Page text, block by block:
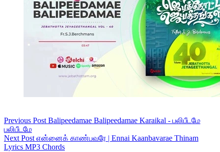
Previous Post Balipeedamae Balipeedamae Karaikal - பலிபீடமே
பலிபீடமே
NextPost என்னைக் காண்பவரே | Ennai Kaanbavarae Thinam
Lyrics MP3 Chords